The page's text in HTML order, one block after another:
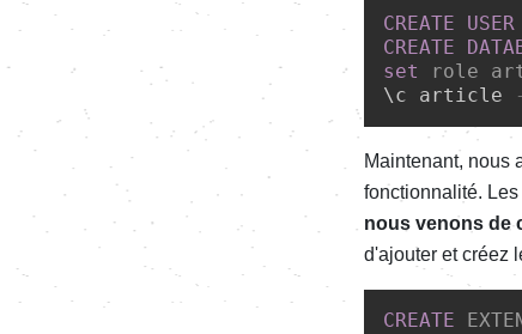
CREATE USER
CREATE
set
role
\c article
Maintenant, nous
fonctionnalité.
nous venons de
d'ajouter et créez
CREATE